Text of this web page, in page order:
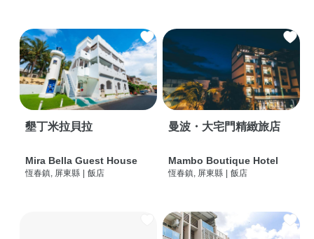
墾丁米拉貝拉
Mira Bella Guest House
恆春鎮, 屏東縣 飯店
曼波・大宅門精緻旅店
Mambo Boutique Hotel
恆春鎮, 屏東縣 飯店